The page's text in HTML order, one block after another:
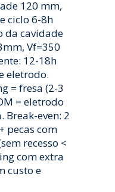
120 mm,
ciclo 6-8h
da cavidade
Vf=350
12-18h
eletrodo.
= fresa (2-3
= eletrodo
Break-even: 2
pecas com
recesso <
com extra
custo e